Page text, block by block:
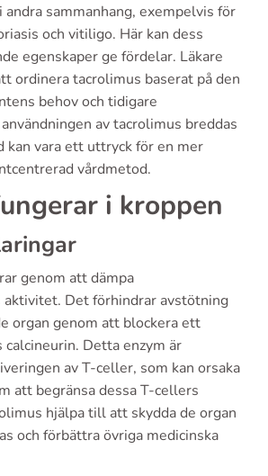
andra sammanhang, exempelvis för
och vitiligo. Här kan dess
egenskaper ge fördelar. Läkare
ordinera tacrolimus baserat på den
behov och tidigare
av tacrolimus breddas
vara ett uttryck för en mer
vårdmetod.
i kroppen
genom att dämpa
Det förhindrar avstötning
organ genom att blockera ett
calcineurin. Detta enzym är
av T-celler, som kan orsaka
att begränsa dessa T-cellers
hjälpa till att skydda de organ
och förbättra övriga medicinska